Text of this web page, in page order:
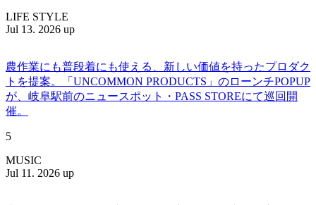
LIFE STYLE
Jul 13. 2026 up
農作業にも普段着にも使える、新しい価値を持ったプロダク
トを提案。「UNCOMMON PRODUCTS」のローンチPOPUP
が、岐阜駅前のニュースポット・PASS STOREにて巡回開
催。
5
MUSIC
Jul 11. 2026 up